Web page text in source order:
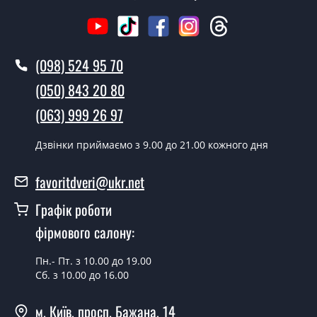
Виклик замірника-консультанта коштує 500 грн.
дверей ТМ Фаворит?
Так робимо. Монтаж міжкімнатних дверей ТМ Фаворит
проводиться згідно з чергою, у всі дні крім неділі.
Скільки коштує встановлення дверей
Verona-05 Dub?
Вартість встановлення дверей Verona-05 Dub - от
Можна на сьогодні викликати
замірника?
Так можна.
двері фаворит?
(098) 524 95 70
(050) 843 20 80
(063) 999 26 97
Дзвінки приймаємо з 9.00 до 21.00 кожного дня
favoritdveri@ukr.net
Графік роботи
фірмового салону:
Пн.- Пт. з 10.00 до 19.00
Сб. з 10.00 до 16.00
м. Київ, просп. Бажана, 14